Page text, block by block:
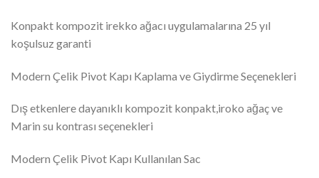
Konpakt kompozit irekko ağacı uygulamalarına 25 yıl
koşulsuz garanti
Modern Çelik Pivot Kapı Kaplama ve Giydirme Seçenekleri
Dış etkenlere dayanıklı kompozit konpakt,iroko ağaç ve
Marin su kontrası seçenekleri
Modern Çelik Pivot Kapı Kullanılan Sac